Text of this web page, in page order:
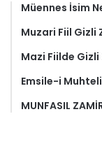
Müennes İsim
Muzari Fiil Gizli
Mazi Fiilde
Emsile-i
MUNFASIL